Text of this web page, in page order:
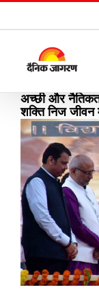
Skip
to
अच्छी और
शक्ति निज जीवन
View
Larger
Image